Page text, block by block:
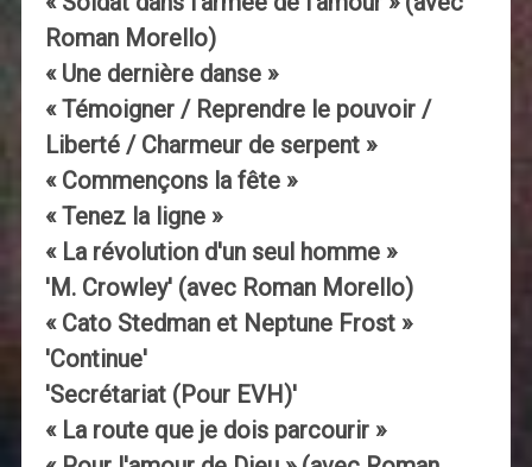
Roman Morello)
« Une dernière danse »
« Témoigner / Reprendre le pouvoir /
Liberté / Charmeur de serpent »
« Commençons la fête »
« Tenez la ligne »
« La révolution d'un seul homme »
'M. Crowley' (avec Roman Morello)
« Cato Stedman et Neptune Frost »
'Continue'
'Secrétariat (Pour EVH)'
« La route que je dois parcourir »